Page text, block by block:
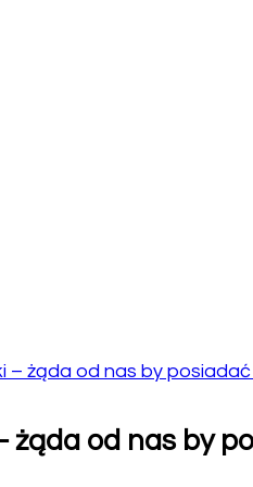
– żąda od nas by
żąda od nas by